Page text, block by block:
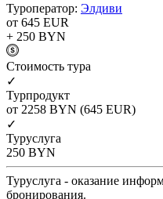
Туроператор: Элдиви
от 645 EUR
+ 250 BYN
Cтоимость тура
✓
Турпродукт
от 2258 BYN (645 EUR)
✓
Туруслуга
250 BYN
Туруслуга - оказание
бронирования.